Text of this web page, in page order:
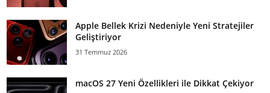
Apple Bellek Krizi Nedeniyle Yeni Stratejiler
Geliştiriyor
31 Temmuz 2026
macOS 27 Yeni Özellikleri ile Dikkat Çekiyor